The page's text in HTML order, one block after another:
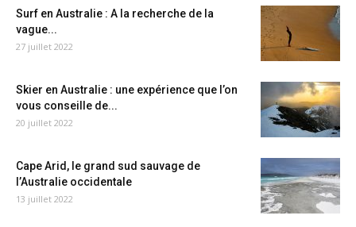
Surf en Australie : A la recherche de la
vague...
27 juillet 2022
Skier en Australie : une expérience que l’on
vous conseille de...
20 juillet 2022
Cape Arid, le grand sud sauvage de
l’Australie occidentale
13 juillet 2022